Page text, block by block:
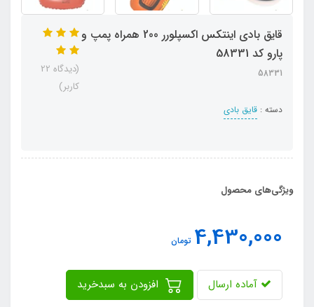
قایق بادی اینتکس اکسپلورر 200 همراه پمپ و
پارو کد 58331
58331
دسته : قایق بادی
(دیدگاه 22
کاربر)
ویژگی‌های محصول
4,430,000 تومان
آماده ارسال